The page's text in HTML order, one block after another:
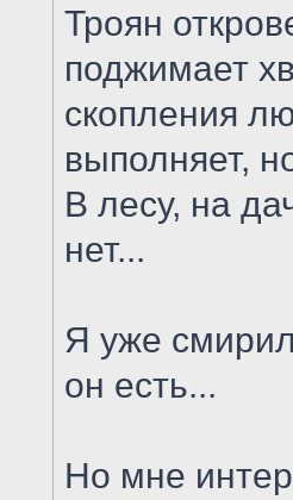
Троян
поджимает
скопления
выполняет,
В лесу, на
нет...
Я уже
он есть...
Но мне